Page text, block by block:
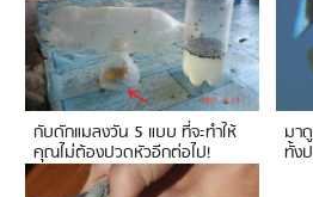
กับดักแมลงวัน 5 แบบ ที่จะทำให้
คุณไม่ต้องปวดหัวอีกต่อไป!
มา
ทั้ง